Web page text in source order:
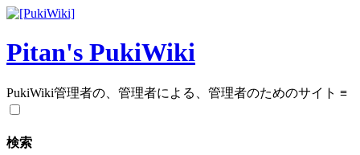
Pitan's PukiWiki
PukiWiki管理者の、管理者による、管理者のためのサイト ≡
検索